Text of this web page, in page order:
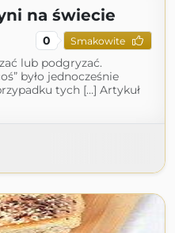
na świecie
0 Smakowite
lub podgryzać.
było jednocześnie
tych […] Artykuł